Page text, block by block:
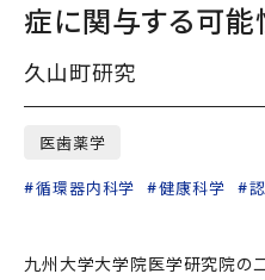
症に関与する可能
久山町研究
医歯薬学
循環器内科学
健康科学
九州大学大学院医学研究院の